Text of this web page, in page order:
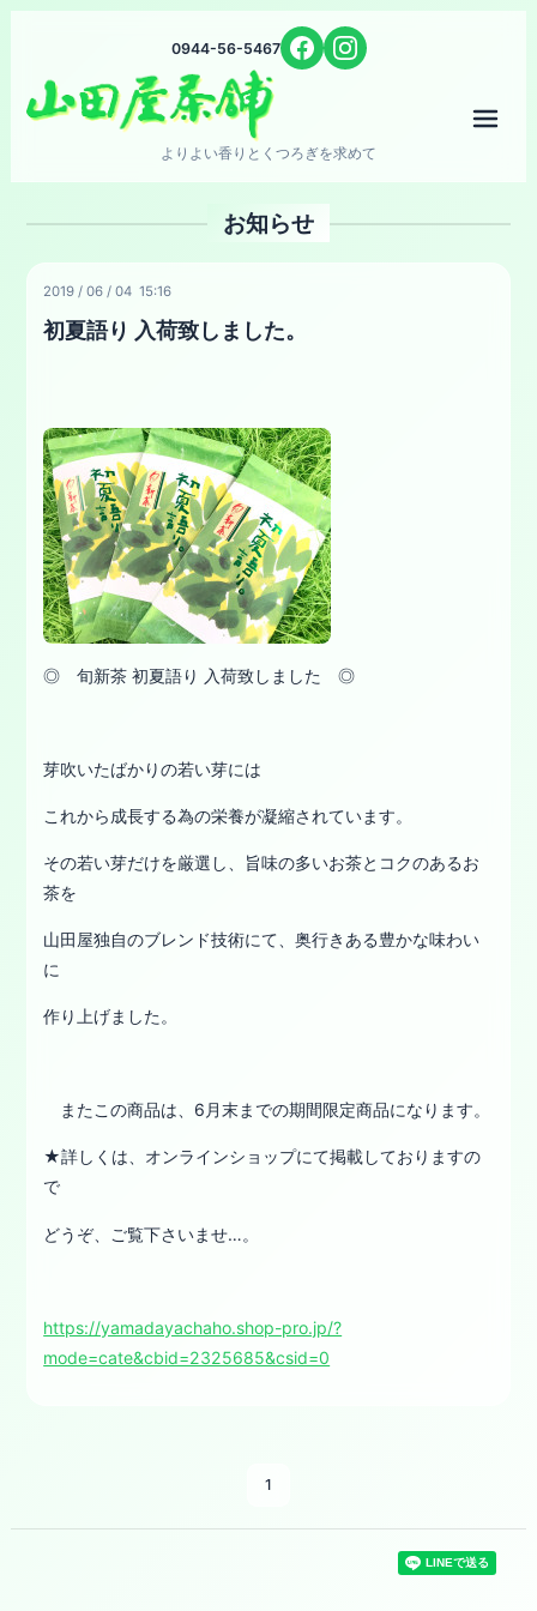
0944-56-5467
よりよい香りとくつろぎを求めて
お知らせ
2019 /06 /04 15:16
初夏語り 入荷致しました。
◎ 旬新茶 初夏語り 入荷致しました ◎
芽吹いたばかりの若い芽には
これから成長する為の栄養が凝縮されています。
その若い芽だけを厳選し、旨味の多いお茶とコクのあるお
茶を
山田屋独自のブレンド技術にて、奥行きある豊かな味わい
に
作り上げました。
またこの商品は、6月末までの期間限定商品になります。
★詳しくは、オンラインショップにて掲載しておりますの
で
どうぞ、ご覧下さいませ…。
https://yamadayachaho.shop-pro.jp/?
mode=cate&cbid=2325685&csid=0
1